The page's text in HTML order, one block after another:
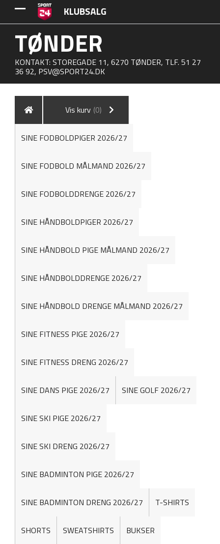
KLUBSALG
TØNDER
KONTAKT: STOREGADE 11, 6270 TØNDER, TLF. 51 27
36 92, PSV@SPORT24.DK
Vis kurv (0)
SINE FODBOLDPIGER 2026/27
SINE FODBOLD MÅLMAND 2026/27
SINE FODBOLDDRENGE 2026/27
SINE HÅNDBOLDPIGER 2026/27
SINE HÅNDBOLD PIGE MÅLMAND 2026/27
SINE HÅNDBOLDDRENGE 2026/27
SINE HÅNDBOLD DRENGE MÅLMAND 2026/27
SINE FITNESS PIGE 2026/27
SINE FITNESS DRENG 2026/27
SINE DANS PIGE 2026/27 SINE GOLF 2026/27
SINE SKI PIGE 2026/27
SINE SKI DRENG 2026/27
SINE BADMINTON PIGE 2026/27
SINE BADMINTON DRENG 2026/27 T-SHIRTS
SHORTS SWEATSHIRTS BUKSER